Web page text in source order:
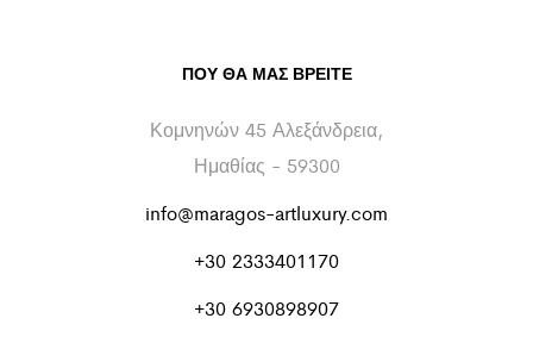
ΠΟΥ ΘΑ ΜΑΣ ΒΡΕΊΤΕ
Κομνηνών 45 Αλεξάνδρεια,
Ημαθίας - 59300
info@maragos-artluxury.com
+30 2333401170
+30 6930898907